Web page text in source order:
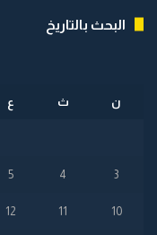
البحث بالتاريخ
ن ث ع
3
4
5
10
11
12